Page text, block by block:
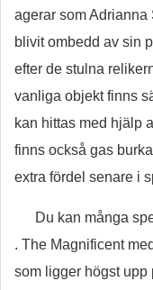
agerar som
blivit ombedd av sin
efter de stulna
vanliga objekt finns
kan hittas med hjälp
finns också gas
extra fördel senare i
Du kan många
. The Magnificent
som ligger högst upp